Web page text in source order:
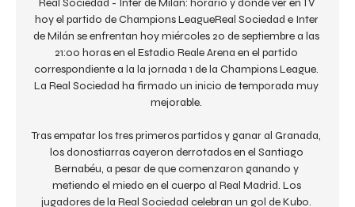
Real Sociedad - Inter de Milán: horario y dónde ver en TV
hoy el partido de Champions LeagueReal Sociedad e Inter
de Milán se enfrentan hoy miércoles 20 de septiembre a las
21:00 horas en el Estadio Reale Arena en el partido
correspondiente a la la jornada 1 de la Champions League.
La Real Sociedad ha firmado un inicio de temporada muy
mejorable.
Tras empatar los tres primeros partidos y ganar al Granada,
los donostiarras cayeron derrotados en el Santiago
Bernabéu, a pesar de que comenzaron ganando y
metiendo el miedo en el cuerpo al Real Madrid. Los
jugadores de la Real Sociedad celebran un gol de Kubo.